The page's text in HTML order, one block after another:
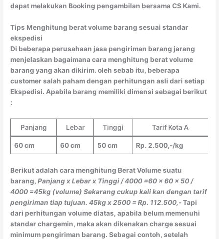
dapat melakukan Booking pengambilan bersama CS Kami.
Tips Menghitung berat volume barang sesuai standar
ekspedisi
Di beberapa perusahaan jasa pengiriman barang jarang
menjelaskan bagaimana cara menghitung berat volume
barang yang akan dikirim. oleh sebab itu, beberapa
customer salah paham dengan perhitungan asli dari setiap
Ekspedisi. Apabila barang memiliki dimensi sebagai berikut
:
Panjang Lebar Tinggi Tarif Kota A
60 cm 60 cm 50 cm Rp. 2.500,-/kg
Berikut adalah cara menghitung Berat Volume suatu
barang,Panjang x Lebar x Tinggi / 4000 =60 x 60 x 50 /
4000 =45kg (volume) Sekarang cukup kali kan dengan tarif
pengiriman tiap tujuan. 45kg x 2500 = Rp. 112.500,-Tapi
dari perhitungan volume diatas, apabila belum memenuhi
standar chargemin, maka akan dikenakan charge sesuai
minimum pengiriman barang. Sebagai contoh, setelah